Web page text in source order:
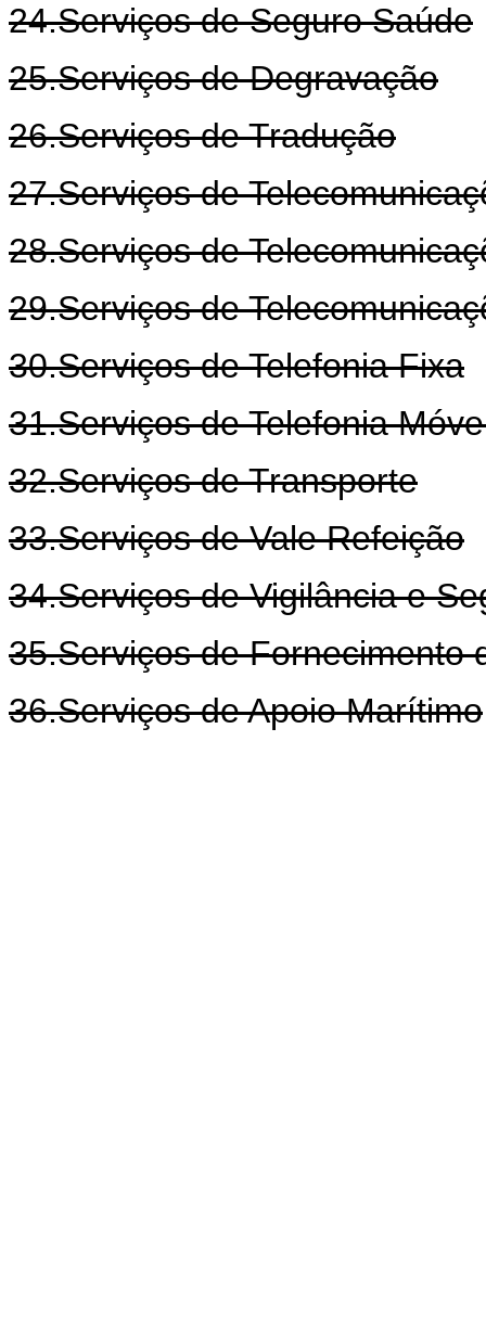
24.Serviços de Seguro Saúde
25.Serviços de Degravação
26.Serviços de Tradução
27.Serviços de
28.Serviços de
29.Serviços de
30.Serviços de Telefonia Fixa
31.Serviços de Telefonia
32.Serviços de Transporte
33.Serviços de Vale Refeição
34.Serviços de Vigilância e
35.Serviços de Fornecimento
36.Serviços de Apoio Marítimo